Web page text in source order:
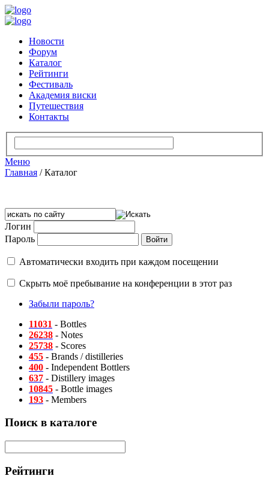
Новости
Форум
Каталог
Рейтинги
Фестиваль
Академия виски
Путешествия
Контакты
Меню
Главная /Каталог
Логин
Пароль
Автоматически входить при каждом посещении
Скрыть моё пребывание на конференции в этот раз
Забыли пароль?
11031 - Bottles
26238 - Notes
25738 - Scores
455 - Brands / distilleries
400 - Independent Bottlers
637 - Distillery images
10845 - Bottle images
193 - Members
Поиск в каталоге
Рейтинги